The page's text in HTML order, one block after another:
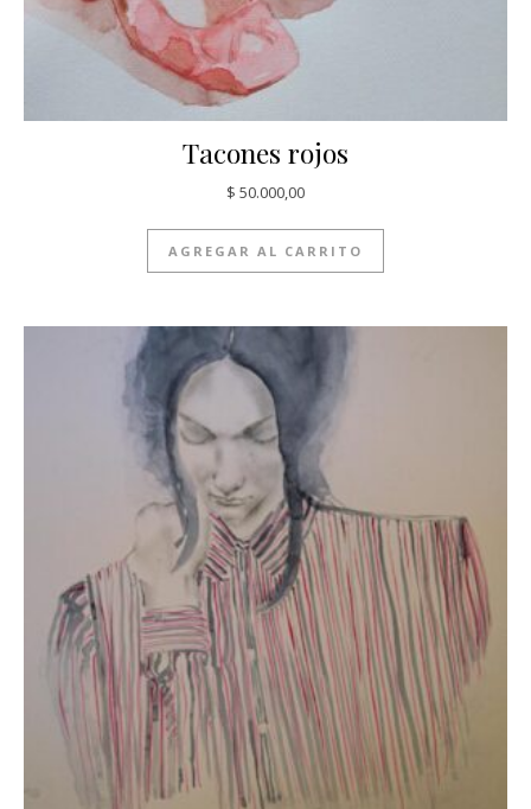
Tacones rojos
$ 50.000,00
AGREGAR AL CARRITO